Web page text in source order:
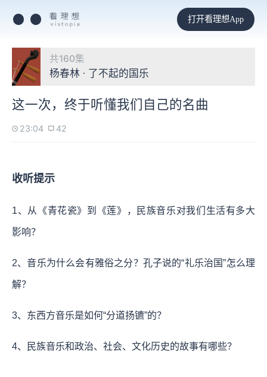
打开看理想App
共160集
杨春林 · 了不起的国乐
这一次，终于听懂我们自己的名曲
23:04 42
收听提示
1、从《青花瓷》到《莲》，民族音乐对我们生活有多大
影响？
2、音乐为什么会有雅俗之分？孔子说的“礼乐治国”怎么理
解？
3、东西方音乐是如何“分道扬镳”的？
4、民族音乐和政治、社会、文化历史的故事有哪些？